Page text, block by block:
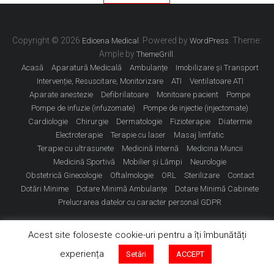
Copyright © 2026 Edicena Medical . Powered byWordPress . Theme:
Ample by ThemeGrill
Acasă Aparatură Medicală Ambulanțe
Imobilizare și Transport
Intervenție, Resuscitare, Monitorizare
ATI
Ventilatoare ATI
Aparate anestezie
Defibrilatoare Monitoare pacient
Pompe
Pompe de infuzie (infuzomate)
Pompe de injectie (injectomate)
Cardiologie
Chirurgie Dermatologie Fizioterapie
Diatermie
Electroterapie
Terapie cu laser
Masaj limfatic
Terapie cu ultrasunete
Medicină Internă
Medicina Muncii
Medicină Sportivă
Mobilier și Lămpi
Neurologie
Obstetrică Ginecologie
Oftalmologie ORL Sterilizare
Contact
Dotări Minime
Dotare Minimă Ambulanțe
Dotare Minimă Cabinete
Prelucrarea datelor cu caracter personal GDPR
Acest site foloseste cookie-uri pentru a îți îmbunătăți
experiența
Setări ACCEPT